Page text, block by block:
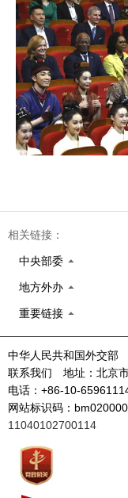
相关链接：
中央部委
地方外办
重要链接
中华人民共和国外交部
联系我们 地址：北京
电话：+86-10-
网站标识码：
11040102700114